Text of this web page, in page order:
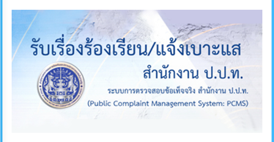
ป้องกัน
การ
ทุจริต
ITA